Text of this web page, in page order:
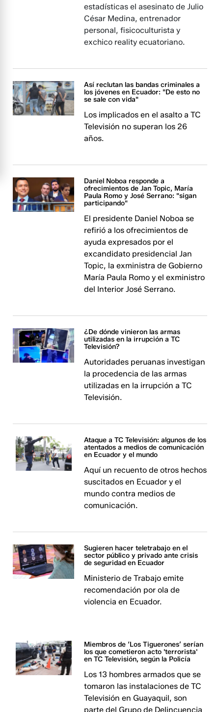
estadísticas el asesinato de Julio
César Medina, entrenador
personal, fisicoculturista y
exchico reality ecuatoriano.
Así reclutan las bandas criminales a
los jóvenes en Ecuador: "De esto no
se sale con vida"
Los implicados en el asalto a TC
Televisión no superan los 26
años.
Daniel Noboa responde a
ofrecimientos de Jan Topic, María
Paula Romo y José Serrano: "sigan
participando"
El presidente Daniel Noboa se
refirió a los ofrecimientos de
ayuda expresados por el
excandidato presidencial Jan
Topic, la exministra de Gobierno
María Paula Romo y el exministro
del Interior José Serrano.
¿De dónde vinieron las armas
utilizadas en la irrupción a TC
Televisión?
Autoridades peruanas investigan
la procedencia de las armas
utilizadas en la irrupción a TC
Televisión.
Ataque a TC Televisión: algunos de los
atentados a medios de comunicación
en Ecuador y el mundo
Aquí un recuento de otros hechos
suscitados en Ecuador y el
mundo contra medios de
comunicación.
Sugieren hacer teletrabajo en el
sector público y privado ante crisis
de seguridad en Ecuador
Ministerio de Trabajo emite
recomendación por ola de
violencia en Ecuador.
Miembros de ‘Los Tiguerones’ serían
los que cometieron acto 'terrorista'
en TC Televisión, según la Policía
Los 13 hombres armados que se
tomaron las instalaciones de TC
Televisión en Guayaquil, son
parte del Grupo de Delincuencia